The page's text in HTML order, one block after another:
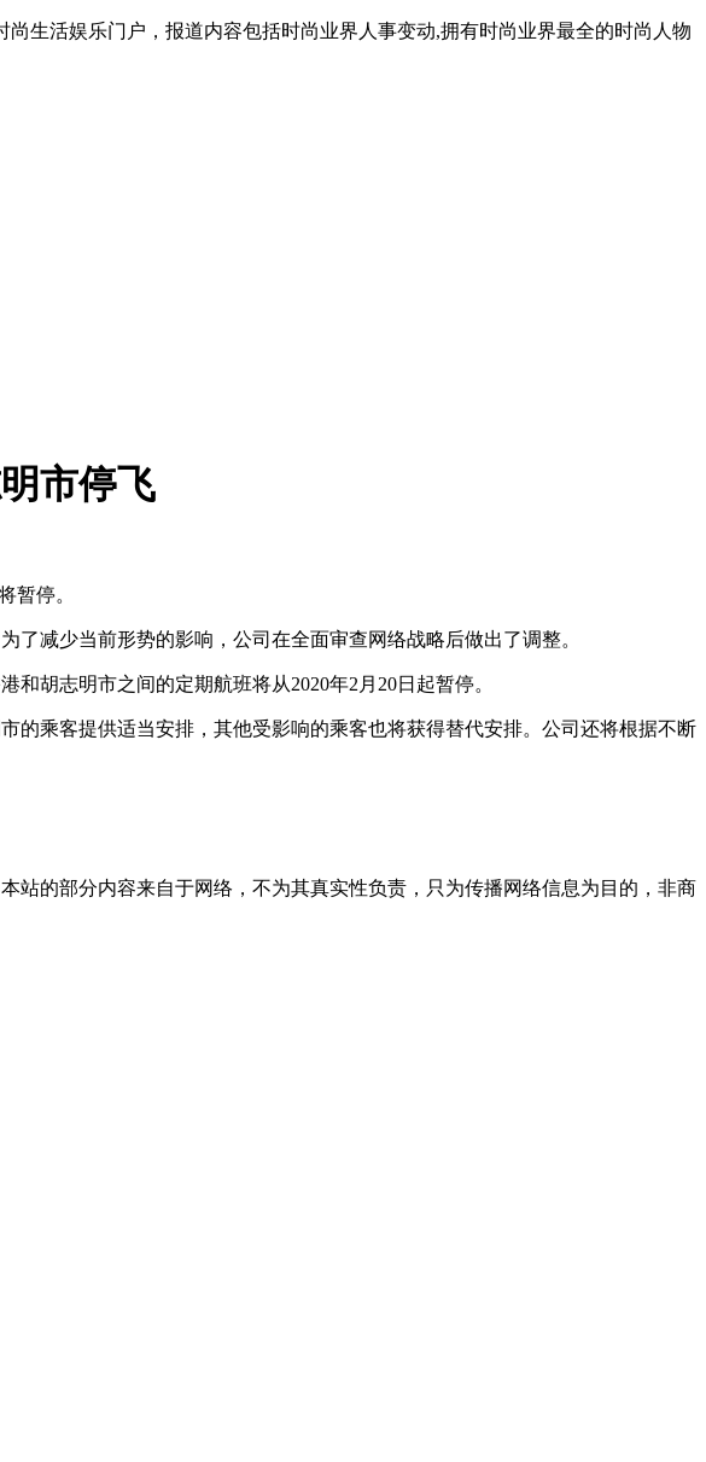
生活娱乐门户，报道内容包括时尚业界人事变动,拥有时尚业界最全的时尚人物
市停飞
暂停。
减少当前形势的影响，公司在全面审查网络战略后做出了调整。
胡志明市之间的定期航班将从2020年2月20日起暂停。
的乘客提供适当安排，其他受影响的乘客也将获得替代安排。公司还将根据不断
站的部分内容来自于网络，不为其真实性负责，只为传播网络信息为目的，非商